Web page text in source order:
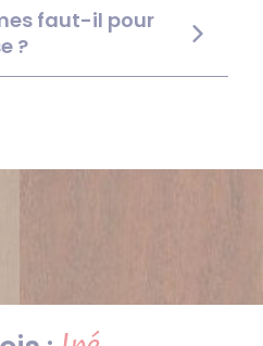
faut-il pour
?